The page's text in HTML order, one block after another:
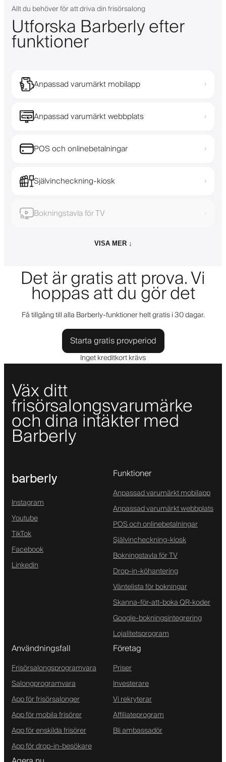
Allt du behöver för att driva din frisörsalong
Utforska Barberly efter
funktioner
Anpassad varumärkt mobilapp ›
Anpassad varumärkt webbplats ›
POS och onlinebetalningar ›
Självincheckning-kiosk ›
Bokningstavla för TV ›
VISA MER ↓
Det är gratis att prova. Vi
hoppas att du gör det
Få tillgång till alla Barberly-funktioner helt gratis i 30 dagar.
Starta gratis provperiod
Inget kreditkort krävs
Väx ditt
frisörsalongsvarumärke
och dina intäkter med
Barberly
barberly
Instagram
Youtube
TikTok
Facebook
Linkedin
Funktioner
Anpassad varumärkt mobilapp
Anpassad varumärkt webbplats
POS och onlinebetalningar
Självincheckning-kiosk
Bokningstavla för TV
Drop-in-köhantering
Väntelista för bokningar
Skanna-för-att-boka QR-koder
Google-bokningsintegrering
Lojalitetsprogram
Användningsfall
Frisörsalongsprogramvara
Salongprogramvara
App för frisörsalonger
App för mobila frisörer
App för enskilda frisörer
App för drop-in-besökare
Företag
Priser
Investerare
Vi rekryterar
Affiliateprogram
Bli ambassadör